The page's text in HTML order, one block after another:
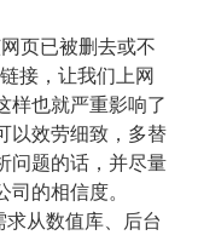
页已被删去或不
接，让我们上网
样也就严重影响了
以效劳细致，多替
问题的话，并尽量
的相信度。
从数值库、后台